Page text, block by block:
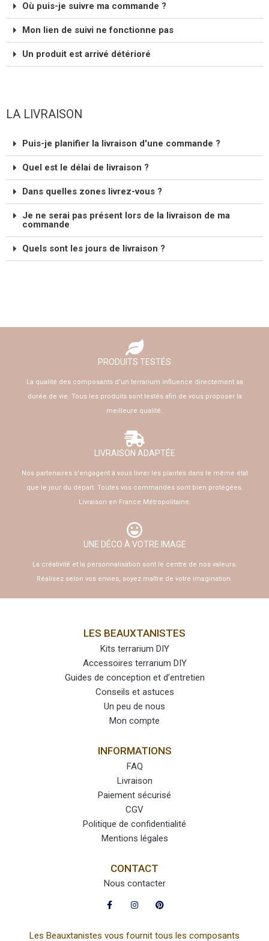
Où puis-je suivre ma commande ?
Mon lien de suivi ne fonctionne pas
Un produit est arrivé détérioré
LA LIVRAISON
Puis-je planifier la livraison d'une commande ?
Quel est le délai de livraison ?
Dans quelles zones livrez-vous ?
Je ne serai pas présent lors de la livraison de ma
commande
Quels sont les jours de livraison ?
PRODUITS TESTÉS
La qualité des composants d'un terrarium influence directement sa
durée de vie. Tous les produits sont testés afin de vous proposer la
meilleure qualité.
LIVRAISON ADAPTÉE
Nos partenaires s'engagent à vous livrer les plantes dans le même état
que le jour du départ. Toutes vos commandes sont bien protégées.
Livraison en France Métropolitaine.
UNE DÉCO À VOTRE IMAGE
La créativité et la personnalisation sont le centre de nos valeurs.
Réalisez selon vos envies, soyez maître de votre imagination.
LES BEAUXTANISTES
Kits terrarium DIY
Accessoires terrarium DIY
Guides de conception et d’entretien
Conseils et astuces
Un peu de nous
Mon compte
INFORMATIONS
FAQ
Livraison
Paiement sécurisé
CGV
Politique de confidentialité
Mentions légales
CONTACT
Nous contacter
Les Beauxtanistes vous fournit tous les composants